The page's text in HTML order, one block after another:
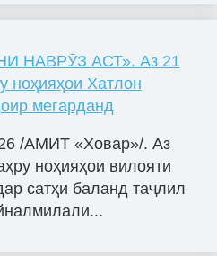
НАВРӮЗ АСТ». Аз 21
ноҳияҳои Хатлон
мегарданд
/АМИТ «Ховар»/. Аз
ноҳияҳои вилояти
сатҳи баланд таҷлил